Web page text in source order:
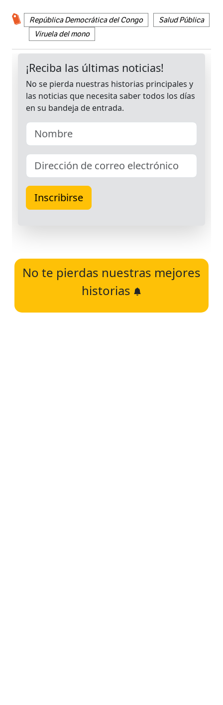
República Democrática del Congo
Salud Pública
Viruela del mono
No te pierdas nuestras mejores
historias